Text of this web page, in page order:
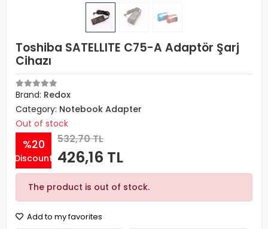
Toshiba SATELLITE C75-A Adaptör Şarj
Cihazı
Brand: Redox
Category: Notebook Adapter
Out of stock
%20
Discount
532,70 TL
426,16 TL
The product is out of stock.
Add to my favorites